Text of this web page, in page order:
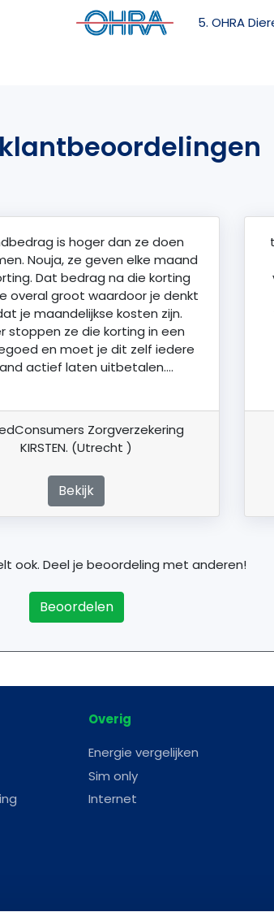
5. OHRA
is hoger dan ze doen
Nouja, ze geven elke maand
Dat bedrag na die korting
overal groot waardoor je denkt
je maandelijkse kosten zijn.
stoppen ze die korting in een
en moet je dit zelf iedere
actief laten uitbetalen….
Zorgverzekering
KIRSTEN. (Utrecht )
Bekijk
ook. Deel je beoordeling met anderen!
Beoordelen
Overig
Energie vergelijken
Sim only
Internet